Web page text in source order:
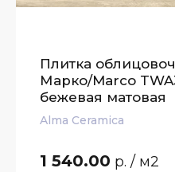
Плитка
Марко/Marco
бежевая матовая
Alma Ceramica
1 540.00 р. / м2